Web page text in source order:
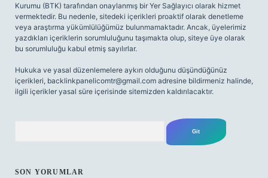
Kurumu (BTK) tarafından onaylanmış bir Yer Sağlayıcı olarak hizmet
vermektedir. Bu nedenle, sitedeki içerikleri proaktif olarak denetleme
veya araştırma yükümlülüğümüz bulunmamaktadır. Ancak, üyelerimiz
yazdıkları içeriklerin sorumluluğunu taşımakta olup, siteye üye olarak
bu sorumluluğu kabul etmiş sayılırlar.
Hukuka ve yasal düzenlemelere aykırı olduğunu düşündüğünüz
içerikleri, backlinkpanelicomtr@gmail.com adresine bildirmeniz halinde,
ilgili içerikler yasal süre içerisinde sitemizden kaldırılacaktır.
SON YORUMLAR